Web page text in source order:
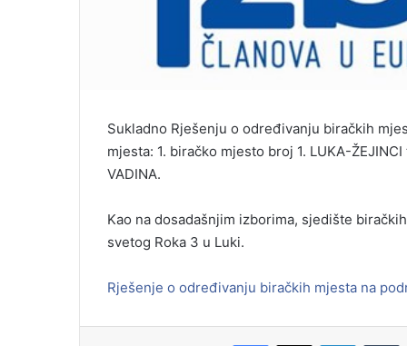
Sukladno Rješenju o određivanju biračkih
mjesta: 1. biračko mjesto broj 1. LUKA-
VADINA.
Kao na dosadašnjim izborima, sjedište
svetog Roka 3 u Luki.
Rješenje o određivanju biračkih mjesta na